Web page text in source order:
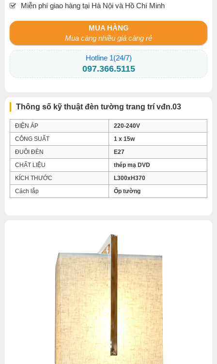
Miễn phí giao hàng tại Hà Nội và Hồ Chí Minh
MUA HÀNG
Mua càng nhiều giá càng rẻ
Hotline 1(24/7)
097.366.5115
Thông số kỹ thuật đèn tường trang trí vđn.03
ĐIỆN ÁP
220-240V
CÔNG SUẤT
1 x 15w
ĐUÔI ĐÈN
E27
CHẤT LIỆU
thép mạ DVD
KÍCH THƯỚC
L300xH370
Cách lắp
Ốp tường